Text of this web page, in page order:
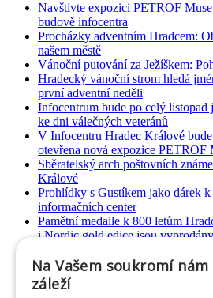
Navštivte expozici PETROF
budově infocentra
Procházky adventním Hradcem:
našem městě
Vánoční putování za Ježíškem:
Hradecký vánoční strom hledá
první adventní neděli
Infocentrum bude po celý
ke dni válečných veteránů
V Infocentru Hradec Králové
otevřena nová expozice PETROF
Sběratelský arch poštovních
Králové
Prohlídky s Gustíkem jako dárek
informačních center
Pamětní medaile k 800 letům
i Nordic gold edice jsou
Poznejte Hradec Králové při
nejbližší termíny
Na Vašem soukromí nám
záleží